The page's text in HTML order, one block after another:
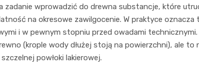
zadanie wprowadzić do drewna substancje, które
na okresowe zawilgocenie. W praktyce
i w pewnym stopniu przed owadami
(krople wody dłużej stoją na powierzchni), ale to
powłoki lakierowej.